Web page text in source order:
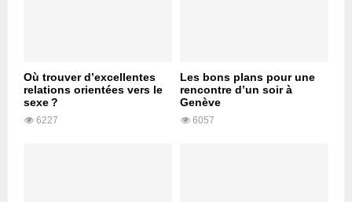
Où trouver d’excellentes
relations orientées vers le
sexe ?
6227
Les bons plans pour une
rencontre d’un soir à
Genève
6057